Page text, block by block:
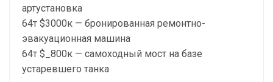
артустановка
64т $3000к — бронированная ремонтно-
эвакуационная машина
64т $_800к — самоходный мост на базе
устаревшего танка